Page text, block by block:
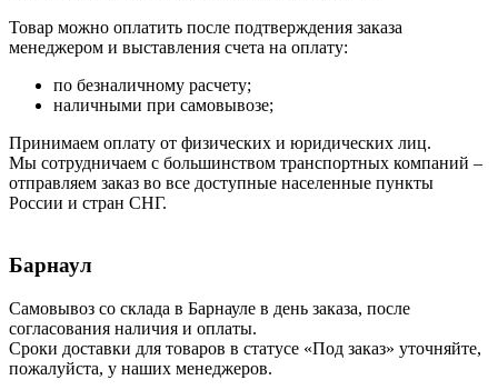
Товар можно оплатить после подтверждения заказа
менеджером и выставления счета на оплату:
по безналичному расчету;
наличными при самовывозе;
Принимаем оплату от физических и юридических лиц.
Мы сотрудничаем с большинством транспортных компаний –
отправляем заказ во все доступные населенные пункты
России и стран СНГ.
Барнаул
Самовывоз со склада в Барнауле в день заказа, после
согласования наличия и оплаты.
Сроки доставки для товаров в статусе «Под заказ» уточняйте,
пожалуйста, у наших менеджеров.